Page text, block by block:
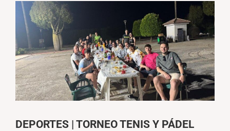
DEPORTES | TORNEO TENIS Y PÁDEL